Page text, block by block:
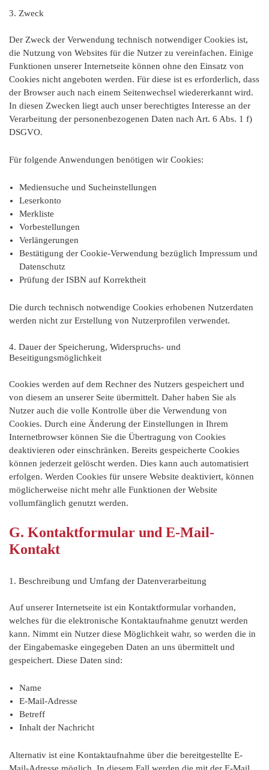
3. Zweck
Der Zweck der Verwendung technisch notwendiger Cookies ist,
die Nutzung von Websites für die Nutzer zu vereinfachen. Einige
Funktionen unserer Internetseite können ohne den Einsatz von
Cookies nicht angeboten werden. Für diese ist es erforderlich, dass
der Browser auch nach einem Seitenwechsel wiedererkannt wird.
In diesen Zwecken liegt auch unser berechtigtes Interesse an der
Verarbeitung der personenbezogenen Daten nach Art. 6 Abs. 1 f)
DSGVO.
Für folgende Anwendungen benötigen wir Cookies:
Mediensuche und Sucheinstellungen
Leserkonto
Merkliste
Vorbestellungen
Verlängerungen
Bestätigung der Cookie-Verwendung bezüglich Impressum und
Datenschutz
Prüfung der ISBN auf Korrektheit
Die durch technisch notwendige Cookies erhobenen Nutzerdaten
werden nicht zur Erstellung von Nutzerprofilen verwendet.
4. Dauer der Speicherung, Widerspruchs- und
Beseitigungsmöglichkeit
Cookies werden auf dem Rechner des Nutzers gespeichert und
von diesem an unserer Seite übermittelt. Daher haben Sie als
Nutzer auch die volle Kontrolle über die Verwendung von
Cookies. Durch eine Änderung der Einstellungen in Ihrem
Internetbrowser können Sie die Übertragung von Cookies
deaktivieren oder einschränken. Bereits gespeicherte Cookies
können jederzeit gelöscht werden. Dies kann auch automatisiert
erfolgen. Werden Cookies für unsere Website deaktiviert, können
möglicherweise nicht mehr alle Funktionen der Website
vollumfänglich genutzt werden.
G. Kontaktformular und E-Mail-
Kontakt
1. Beschreibung und Umfang der Datenverarbeitung
Auf unserer Internetseite ist ein Kontaktformular vorhanden,
welches für die elektronische Kontaktaufnahme genutzt werden
kann. Nimmt ein Nutzer diese Möglichkeit wahr, so werden die in
der Eingabemaske eingegeben Daten an uns übermittelt und
gespeichert. Diese Daten sind:
Name
E-Mail-Adresse
Betreff
Inhalt der Nachricht
Alternativ ist eine Kontaktaufnahme über die bereitgestellte E-